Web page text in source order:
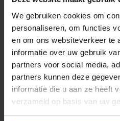
We gebruiken cookies om
personaliseren, om functies
en om ons websiteverkeer te
informatie over uw gebruik
partners voor social media,
partners kunnen deze
informatie die u aan ze heeft
verzameld op basis van uw